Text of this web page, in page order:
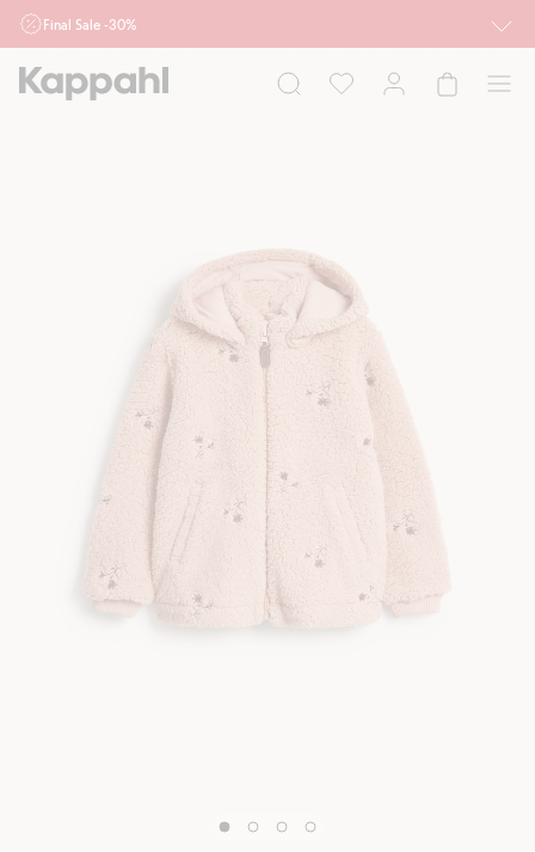
Final Sale -30%
działu outlet do 10.8 w sklepach Kappahl i Newbie oraz na kappahl.com. Ofert
nie łączymy